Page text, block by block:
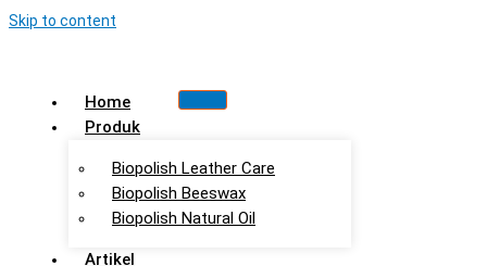
Skip to content
Home
Produk
Biopolish Leather Care
Biopolish Beeswax
Biopolish Natural Oil
Artikel